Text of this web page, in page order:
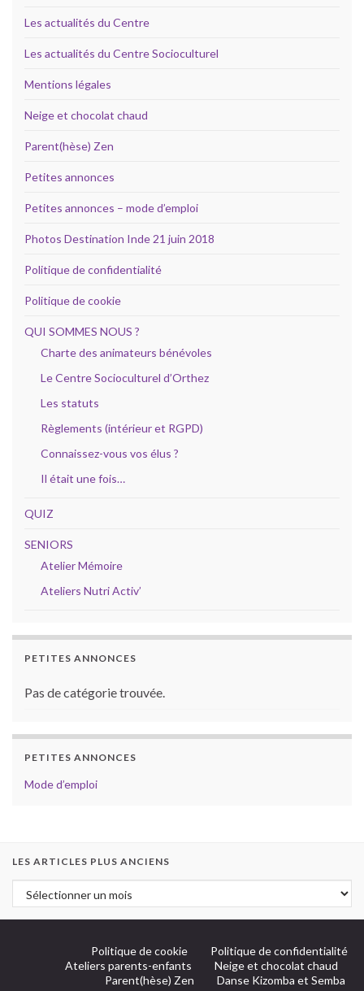
Les actualités du Centre
Les actualités du Centre Socioculturel
Mentions légales
Neige et chocolat chaud
Parent(hèse) Zen
Petites annonces
Petites annonces – mode d’emploi
Photos Destination Inde 21 juin 2018
Politique de confidentialité
Politique de cookie
QUI SOMMES NOUS ?
Charte des animateurs bénévoles
Le Centre Socioculturel d’Orthez
Les statuts
Règlements (intérieur et RGPD)
Connaissez-vous vos élus ?
Il était une fois…
QUIZ
SENIORS
Atelier Mémoire
Ateliers Nutri Activ’
PETITES ANNONCES
Pas de catégorie trouvée.
PETITES ANNONCES
Mode d’emploi
LES ARTICLES PLUS ANCIENS
Politique de cookie
Politique de confidentialité
Ateliers parents-enfants
Neige et chocolat chaud
Parent(hèse) Zen
Danse Kizomba et Semba